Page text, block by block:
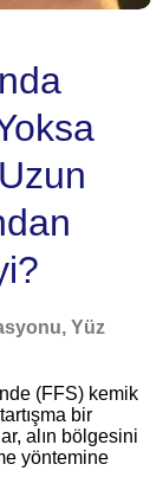
, Yüz
(FFS) kemik
bir
alın bölgesini
yöntemine